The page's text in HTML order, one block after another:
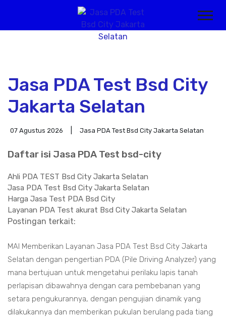
Jasa PDA Test Bsd City
Jakarta Selatan
07 Agustus 2026 Jasa PDA Test Bsd City Jakarta Selatan
Daftar isi Jasa PDA Test bsd-city
Ahli PDA TEST Bsd City Jakarta Selatan
Jasa PDA Test Bsd City Jakarta Selatan
Harga Jasa Test PDA Bsd City
Layanan PDA Test akurat Bsd City Jakarta Selatan
Postingan terkait:
MAI Memberikan Layanan Jasa PDA Test Bsd City Jakarta
Selatan dengan pengertian PDA (Pile Driving Analyzer) yang
mana bertujuan untuk mengetahui perilaku lapis tanah
perlapisan dibawahnya dengan cara pembebanan yang
setara pengukurannya, dengan pengujian dinamik yang
dilakukannya dan memberikan pukulan berulang pada tiang